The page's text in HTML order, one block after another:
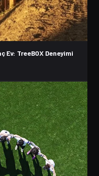
Ev: TreeBOX Deneyimi